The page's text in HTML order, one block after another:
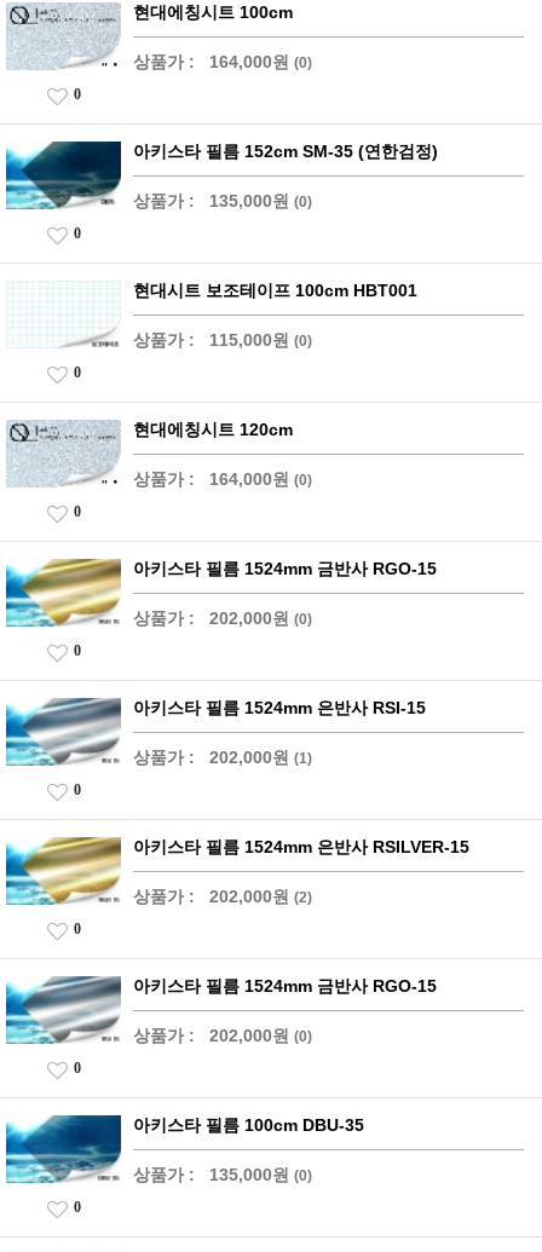
현대에칭시트 100cm
상품가 : 164,000원 (0)
0
아키스타 필름 152cm SM-35 (연한검정)
상품가 : 135,000원 (0)
0
현대시트 보조테이프 100cm HBT001
상품가 : 115,000원 (0)
0
현대에칭시트 120cm
상품가 : 164,000원 (0)
0
아키스타 필름 1524mm 금반사 RGO-15
상품가 : 202,000원 (0)
0
아키스타 필름 1524mm 은반사 RSI-15
상품가 : 202,000원 (1)
0
아키스타 필름 1524mm 은반사 RSILVER-15
상품가 : 202,000원 (2)
0
아키스타 필름 1524mm 금반사 RGO-15
상품가 : 202,000원 (0)
0
아키스타 필름 100cm DBU-35
상품가 : 135,000원 (0)
0